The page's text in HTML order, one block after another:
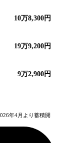
10万8,300円
19万9,200円
9万2,900円
年4月より蓄積開